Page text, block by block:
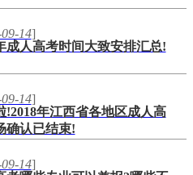
14]
成人高考时间大致安排汇总!
14]
!2018年江西省各地区成人高
确认已结束!
14]